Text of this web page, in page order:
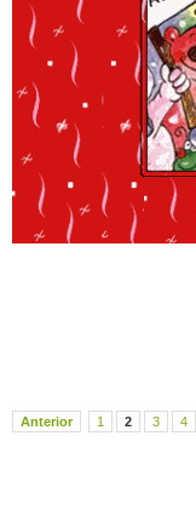
Anterior 1 2 3 4